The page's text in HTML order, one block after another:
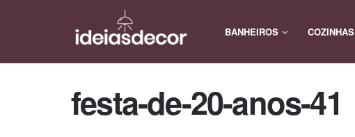
BANHEIROS COZINHAS
festa-de-20-anos-41